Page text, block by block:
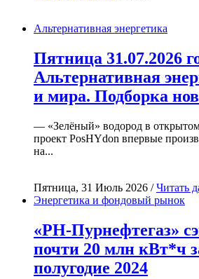
Альтернативная энергетика
Пятница 31.07.2026
Альтернативная
и мира. Подборка
— «Зелёный» водород в
проект PosHYdon впервые
на...
Пятница, 31 Июль 2026 /Читать
Энергетика и фондовый рынок
«РН-Пурнефтегаз»
почти 20 млн кВт*ч
полугодие 2024